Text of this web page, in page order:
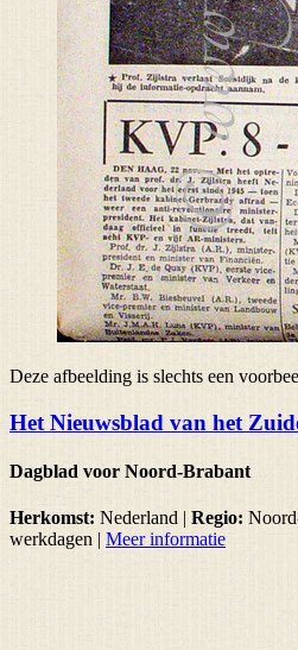
Deze afbeelding is slechts een
Het Nieuwsblad van het
Dagblad voor Noord-Brabant
Herkomst: Nederland | Regio:
werkdagen | Meer informatie